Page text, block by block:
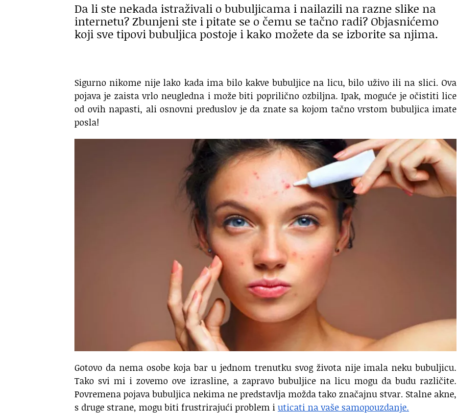
Da li ste nekada istraživali o bubuljicama i nailazili na razne slike na
internetu? Zbunjeni ste i pitate se o čemu se tačno radi? Objasnićemo
koji sve tipovi bubuljica postoje i kako možete da se izborite sa njima.
Sigurno nikome nije lako kada ima bilo kakve bubuljice na licu, bilo uživo ili na slici. Ova
pojava je zaista vrlo neugledna i može biti poprilično ozbiljna. Ipak, moguće je očistiti lice
od ovih napasti, ali osnovni preduslov je da znate sa kojom tačno vrstom bubuljica imate
posla!
Gotovo da nema osobe koja bar u jednom trenutku svog života nije imala neku bubuljicu.
Tako svi mi i zovemo ove izrasline, a zapravo bubuljice na licu mogu da budu različite.
Povremena pojava bubuljica nekima ne predstavlja možda tako značajnu stvar. Stalne akne,
s druge strane, mogu biti frustrirajući problem iuticati na vaše samopouzdanje.